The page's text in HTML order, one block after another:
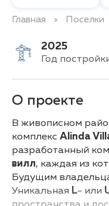
Главная Поселки
2025
Год
О проекте
В живописном
комплекс Alinda
разработанный
вилл, каждая из
Будущим
Уникальная L- или